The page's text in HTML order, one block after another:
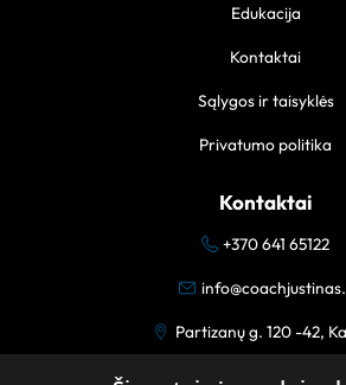
Edukacija
Kontaktai
Sąlygos ir taisyklės
Privatumo politika
Kontaktai
+370 641 65122
Partizanų g. 120 -42,